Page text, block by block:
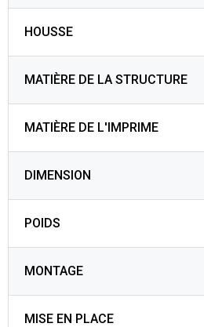
HOUSSE
MATIÈRE DE LA STRUCTURE
MATIÈRE DE L'IMPRIME
DIMENSION
POIDS
MONTAGE
MISE EN PLACE